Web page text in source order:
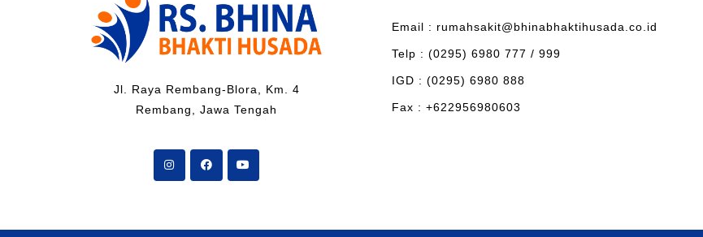
Jl. Raya Rembang-Blora, Km. 4
Rembang, Jawa Tengah
Email : rumahsakit@bhinabhaktihusada.co.id
Telp : (0295) 6980 777 / 999
IGD : (0295) 6980 888
Fax : +622956980603